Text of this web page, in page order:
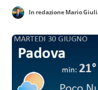
In redazione Mario